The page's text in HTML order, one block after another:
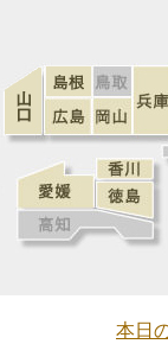
本日